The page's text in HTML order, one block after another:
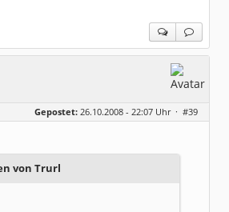
Gepostet: 26.10.2008 - 22:07 Uhr · #39
von Trurl